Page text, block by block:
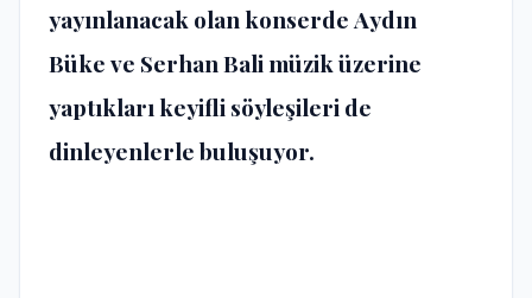
yayınlanacak olan konserde Aydın
Bükeve Serhan Bali müzik üzerine
yaptıkları keyifli söyleşileri de
dinleyenlerle buluşuyor.